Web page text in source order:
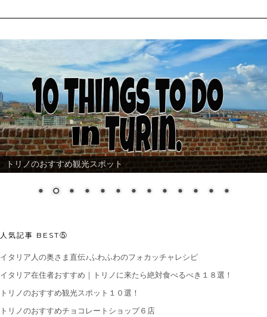
トリノのおすすめ観光スポット
人気記事 BEST⑤
イタリア人の奥さま直伝♪ふわふわのフォカッチャレシピ
イタリア在住者おすすめ｜トリノに来たら絶対食べるべき１８選！
トリノのおすすめ観光スポット１０選！
トリノのおすすめチョコレートショップ６店